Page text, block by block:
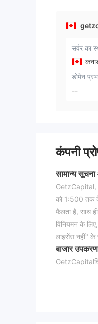
सर्वर का
डोमेन
--
कंपनी
सामान्य
GetzCapital,
को 1:500 तक के
फैलता है, साथ
विनियमन के
लाइसेंस नहीं" के
बाजार उपकरण
डेमो खातों के